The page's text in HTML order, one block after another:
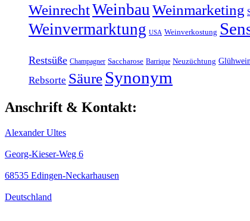
WeinrechtWeinbauWeinmarketing
Weinvermarktung USA Weinverkostung
Restsüße Champagner Saccharose Barrique Neuzüchtung Glühwein
Rebsorte Säure Synonym
Anschrift & Kontakt:
Alexander Ultes
Georg-Kieser-Weg 6
68535 Edingen-Neckarhausen
Deutschland